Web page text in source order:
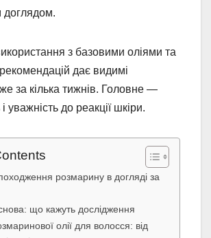
доглядом.
з базовими оліями та
дає видимі
за кілька тижнів. Головне —
уважність до реакції шкіри.
походження розмарину в догляді за
що кажуть дослідження
олії для волосся: від